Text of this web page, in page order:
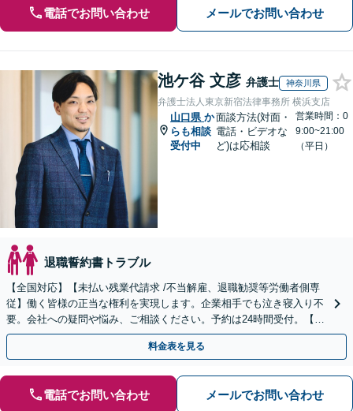
電話でお問い合わせ メールでお問い合わせ
池ケ谷 文彦 弁護士 神奈川県
弁護士法人東京新宿法律事務所 横浜支店
山口県 か
らも相談
受付中
面談方法(対面・
電話・ビデオな
ど)は応相談
営業時間：0
9:00~21:00
（平日）
退職誓約書トラブル
【全国対応】【未払い残業代請求 /不当解雇、退職勧奨等労働者側専
従】働く皆様の正当な権利を実現します。企業相手でも泣き寝入り不
要。会社への疑問や悩み、ご相談ください。予約は24時間受付。【初
回面談無料】【夜間・休日対応可】
料金表を見る
電話でお問い合わせ メールでお問い合わせ